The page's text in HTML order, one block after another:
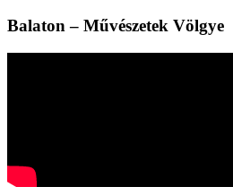
Balaton – Művészetek Völgye